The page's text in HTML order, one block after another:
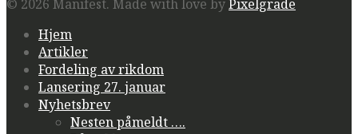
© 2026 Manifest. Made with love byPixelgrade
Hjem
Artikler
Fordeling av rikdom
Lansering 27. januar
Nyhetsbrev
Nesten påmeldt ….